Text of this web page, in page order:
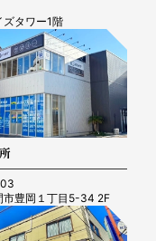
ズタワー1階
市豊岡１丁目5-34 2F